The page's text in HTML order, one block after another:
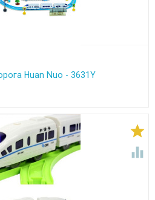
Huan Nuo - 3631Y

